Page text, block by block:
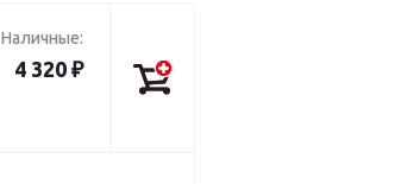
Наличные:
4 320 ₽